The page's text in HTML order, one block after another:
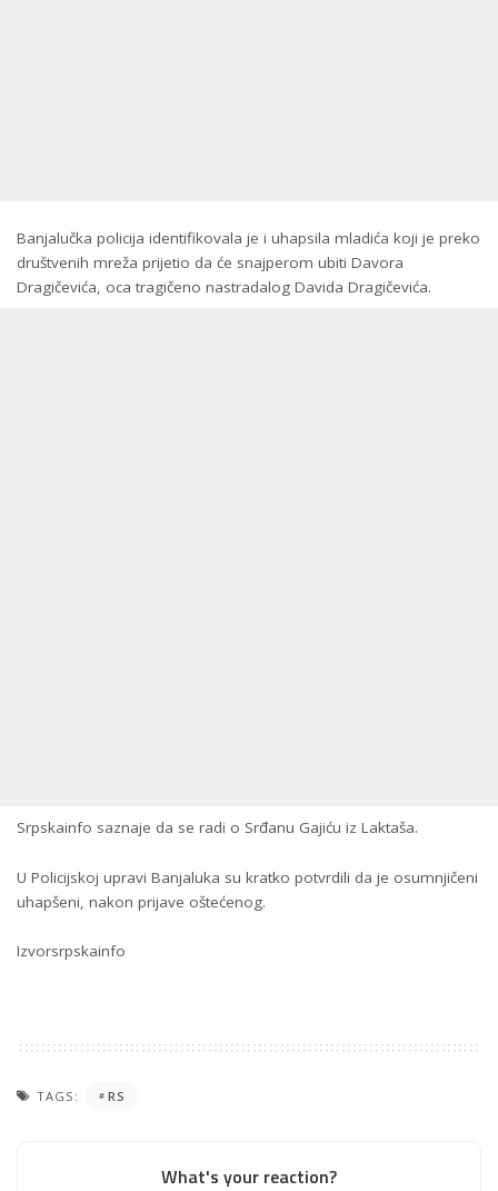
Banjalučka policija identifikovala je i uhapsila mladića koji je preko
društvenih mreža prijetio da će snajperom ubiti Davora
Dragičevića, oca tragičeno nastradalog Davida Dragičevića.
Srpskainfo saznaje da se radi o Srđanu Gajiću iz Laktaša.
U Policijskoj upravi Banjaluka su kratko potvrdili da je osumnjičeni
uhapšeni, nakon prijave oštećenog.
Izvorsrpskainfo
TAGS: RS
What's your reaction?